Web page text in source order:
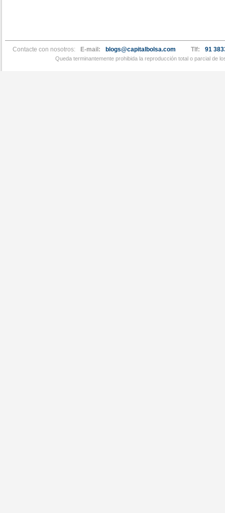
Contacte con nosotros: E-mail: blogs@capitalbolsa.com Tlf: 91
Queda terminantemente prohibida la reproducción total o parcial de